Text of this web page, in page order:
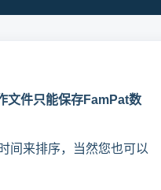
文件只能保存FamPat数
间来排序，当然您也可以